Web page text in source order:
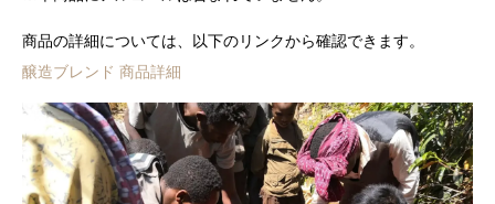
商品の詳細については、以下のリンクから確認できます。
醸造ブレンド 商品詳細